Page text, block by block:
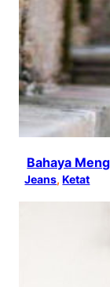
Bahaya
Jeans, Ketat